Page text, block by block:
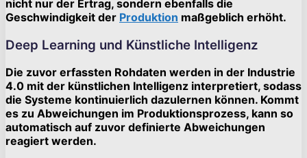
nicht nur der Ertrag, sondern ebenfalls die
Geschwindigkeit der Produktion maßgeblich erhöht.
Deep Learning und Künstliche Intelligenz
Die zuvor erfassten Rohdaten werden in der Industrie
4.0 mit der künstlichen Intelligenz interpretiert, sodass
die Systeme kontinuierlich dazulernen können. Kommt
es zu Abweichungen im Produktionsprozess, kann so
automatisch auf zuvor definierte Abweichungen
reagiert werden.